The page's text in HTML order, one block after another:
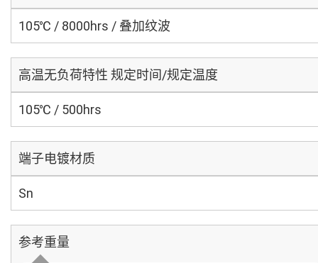
105℃ / 8000hrs / 叠加纹波
高温无负荷特性 规定时间/规定温度
105℃ / 500hrs
端子电镀材质
Sn
参考重量